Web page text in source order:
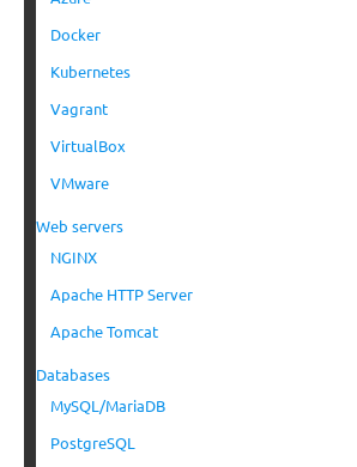
Docker
Kubernetes
Vagrant
VirtualBox
VMware
Web servers
NGINX
Apache HTTP Server
Apache Tomcat
Databases
MySQL/MariaDB
PostgreSQL